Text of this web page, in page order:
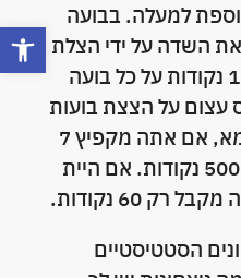
פתח
למעלה. בבועה
השדה על ידי הצלת
כל הבועות. אתה קולע 10 נקודות על כל בועה
על הצצת בועות
נוספות בבת אחת. לדוגמא, אם אתה מקפיץ 7
בועות אתה מתוגמל עם 500 נקודות. אם היית
הסטטיסטיים